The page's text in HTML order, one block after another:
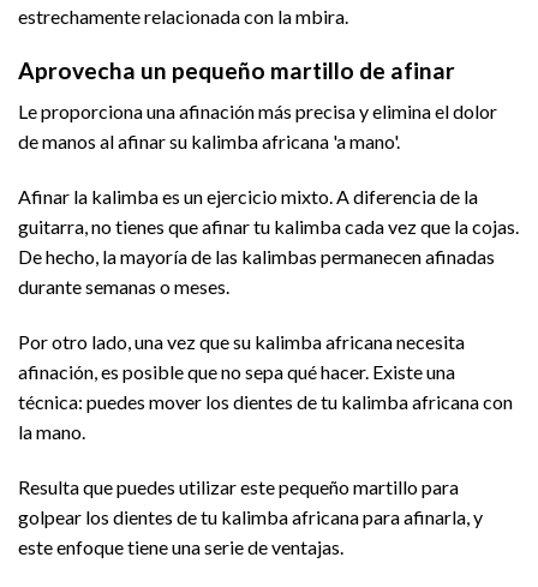
estrechamente relacionada con la mbira.
Aprovecha un pequeño martillo de afinar
Le proporciona una afinación más precisa y elimina el dolor
de manos al afinar su kalimba africana 'a mano'.
Afinar la kalimba es un ejercicio mixto. A diferencia de la
guitarra, no tienes que afinar tu kalimba cada vez que la cojas.
De hecho, la mayoría de las kalimbas permanecen afinadas
durante semanas o meses.
Por otro lado, una vez que su kalimba africana necesita
afinación, es posible que no sepa qué hacer. Existe una
técnica: puedes mover los dientes de tu kalimba africana con
la mano.
Resulta que puedes utilizar este pequeño martillo para
golpear los dientes de tu kalimba africana para afinarla, y
este enfoque tiene una serie de ventajas.